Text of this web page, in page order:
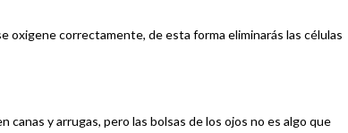
oxigene correctamente, de esta forma eliminarás las células
y arrugas, pero las bolsas de los ojos no es algo que